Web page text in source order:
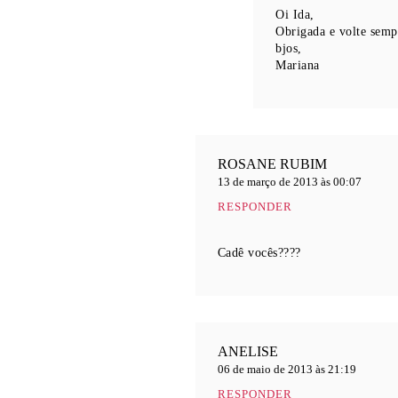
Oi Ida,
Obrigada e volte
bjos,
Mariana
ROSANE RUBIM
13 de março de 2013 às 00:07
RESPONDER
Cadê vocês????
ANELISE
06 de maio de 2013 às 21:19
RESPONDER